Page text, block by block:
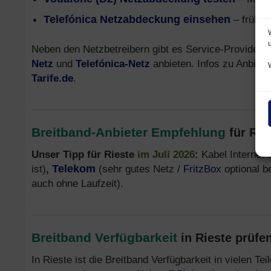
Telefónica Netzabdeckung einsehen – früher
Neben den Netzbetreibern gibt es Service-Provider,
Netz und Telefónica-Netz anbieten. Infos zu
Tarife.de.
Breitband-Anbieter Empfehlung für
Unser Tipp für Rieste im Juli 2026: Kabel Internet
ist), Telekom (sehr gutes Netz / FritzBox optional
auch ohne Laufzeit).
Breitband Verfügbarkeit in Rieste
In Rieste ist die Breitband Verfügbarkeit in vielen